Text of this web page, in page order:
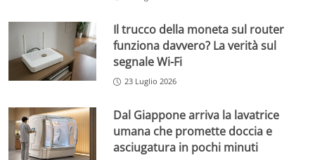
Il trucco della moneta sul router
funziona davvero? La verità sul
segnale Wi-Fi
23 Luglio 2026
Dal Giappone arriva la lavatrice
umana che promette doccia e
asciugatura in pochi minuti